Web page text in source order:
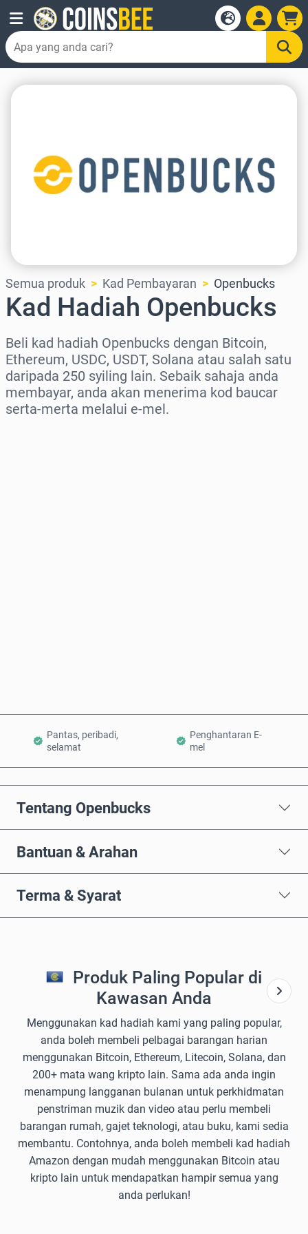
Semua produk Kad Pembayaran Openbucks
Kad Hadiah Openbucks
Beli kad hadiah Openbucks dengan Bitcoin,
Ethereum, USDC, USDT, Solana atau salah satu
daripada 250 syiling lain. Sebaik sahaja anda
membayar, anda akan menerima kod baucar
serta-merta melalui e-mel.
Pantas, peribadi,
selamat
Penghantaran E-
mel
Tentang Openbucks
Bantuan & Arahan
Terma & Syarat
Produk Paling Popular di
Kawasan Anda
Menggunakan kad hadiah kami yang paling popular,
anda boleh membeli pelbagai barangan harian
menggunakan Bitcoin, Ethereum, Litecoin, Solana, dan
200+ mata wang kripto lain. Sama ada anda ingin
menampung langganan bulanan untuk perkhidmatan
penstriman muzik dan video atau perlu membeli
barangan rumah, gajet teknologi, atau buku, kami sedia
membantu. Contohnya, anda boleh membeli kad hadiah
Amazon dengan mudah menggunakan Bitcoin atau
kripto lain untuk mendapatkan hampir semua yang
anda perlukan!